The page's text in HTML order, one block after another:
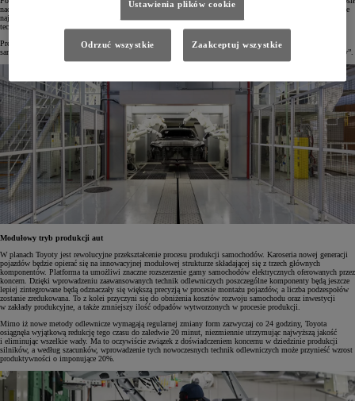
nadchodzącą rewolucję: „Chcę zmienić to, jak w przyszłości będą powstawać samochody, wykorzystując nasze
najwyższe kompetencje. W pracy nad autami będziemy łączyć talenty naszych pracowników, nowoczesne
technologie oraz techniki cyfrowe”.
Prezes BEV Factory Takero Kato potwierdził te słowa: „W BEV Factory chcemy zmienić przyszłość
samochodów elektrycznych poprzez nową generację aut, nowe procesy produkcyjne i sam sposób naszej pracy”.
Modułowy tryb produkcji aut
W planach Toyoty jest rewolucyjne przekształcenie procesu produkcji samochodów. Karoseria nowej generacji
pojazdów będzie opierać się na innowacyjnej modułowej strukturze składającej się z trzech głównych
komponentów. Platforma ta umożliwi znaczne rozszerzenie gamy samochodów elektrycznych oferowanych przez
koncern. Dzięki wprowadzeniu zaawansowanych technik odlewniczych poszczególne komponenty będą jeszcze
lepiej zintegrowane będą odznaczały się większą precyzją w procesie montażu pojazdów, a liczba podzespołów
zostanie zredukowana. To z kolei przyczyni się do obniżenia kosztów rozwoju samochodu oraz inwestycji
w zakłady produkcyjne, a także zmniejszy ilość odpadów wytworzonych w procesie produkcji.
Mimo iż nowe metody odlewnicze wymagają regularnej zmiany form zazwyczaj co 24 godziny, Toyota
osiągnęła wyjątkową redukcję tego czasu do zaledwie 20 minut, niezmiennie utrzymując najwyższą jakość
i eliminując wszelkie wady. Ma to oczywiście związek z doświadczeniem koncernu w dziedzinie produkcji
silników, a według szacunków, wprowadzenie tych nowoczesnych technik odlewniczych może przynieść wzrost
produktywności o imponujące 20%.
Ustawienia plików cookie
Odrzuć wszystkie Zaakceptuj wszystkie